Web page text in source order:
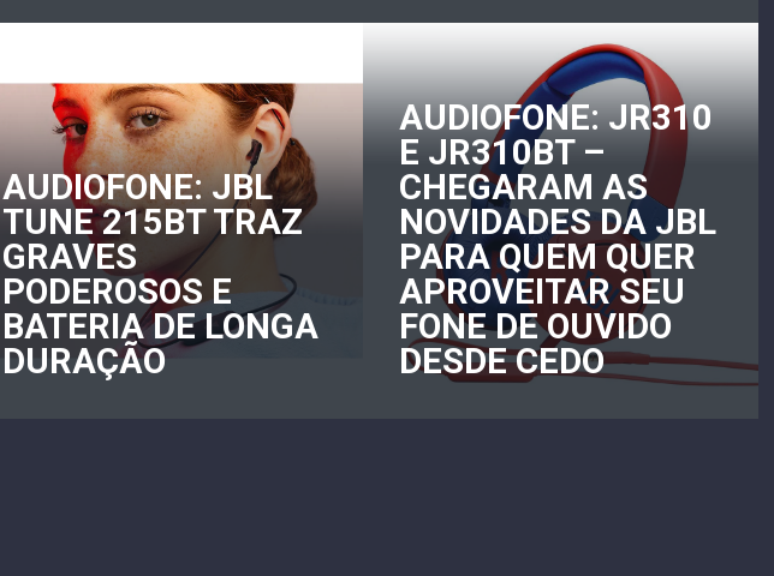
AUDIOFONE: JBL
TUNE 215BT TRAZ
GRAVES
PODEROSOS E
BATERIA DE LONGA
DURAÇÃO
AUDIOFONE: JR310
E JR310BT –
CHEGARAM AS
NOVIDADES DA JBL
PARA QUEM QUER
APROVEITAR SEU
FONE DE OUVIDO
DESDE CEDO